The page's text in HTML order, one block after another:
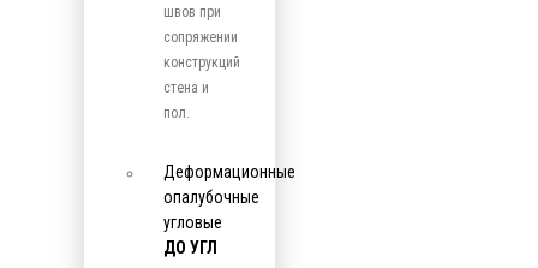
швов при
сопряжении
конструкций
стена и
пол.
Деформационные
опалубочные
угловые
ДО УГЛ